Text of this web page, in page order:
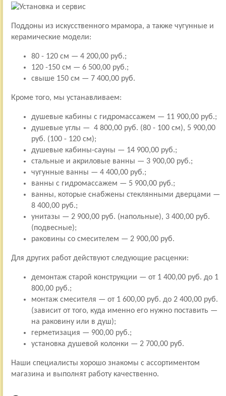
Поддоны из искусственного мрамора, а также чугунные и
керамические модели:
80 - 120 см — 4 200,00 руб.;
120 -150 см — 6 500,00 руб.;
свыше 150 см — 7 400,00 руб.
Кроме того, мы устанавливаем:
душевые кабины с гидромассажем — 11 900,00 руб.;
душевые углы — 4 800,00 руб. (80 - 100 см), 5 900,00
руб. (100 - 120 см);
душевые кабины-сауны — 14 900,00 руб.;
стальные и акриловые ванны — 3 900,00 руб.;
чугунные ванны — 4 400,00 руб.;
ванны с гидромассажем — 5 900,00 руб.;
ванны, которые снабжены стеклянными дверцами —
8 400,00 руб.;
унитазы — 2 900,00 руб. (напольные), 3 400,00 руб.
(подвесные);
раковины со смесителем — 2 900,00 руб.
Для других работ действуют следующие расценки:
демонтаж старой конструкции — от 1 400,00 руб. до 1
800,00 руб.;
монтаж смесителя — от 1 600,00 руб. до 2 400,00 руб.
(зависит от того, куда именно его нужно поставить —
на раковину или в душ);
герметизация — 900,00 руб.;
установка душевой колонки — 2 700,00 руб.
Наши специалисты хорошо знакомы с ассортиментом
магазина и выполнят работу качественно.